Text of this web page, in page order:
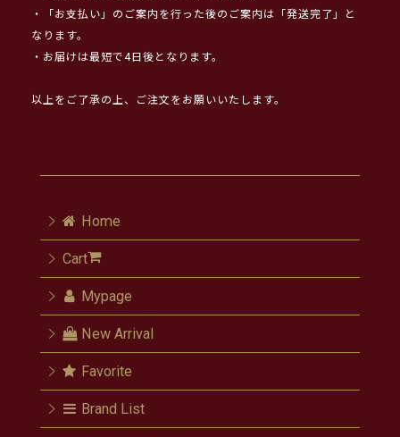
・「お支払い」のご案内を行った後のご案内は「発送完了」と
なります。
・お届けは最短で4日後となります。
以上をご了承の上、ご注文をお願いいたします。
Home
Cart
Mypage
New Arrival
Favorite
Brand List